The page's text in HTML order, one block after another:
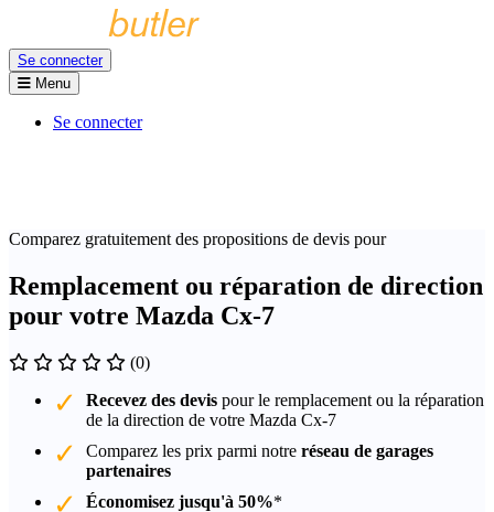
Se connecter
Menu
Se connecter
Comparez gratuitement des propositions de devis pour
Remplacement ou réparation de direction
pour votre Mazda Cx-7
(0)
Recevez des devis pour le remplacement ou la réparation
de la direction de votre Mazda Cx-7
Comparez les prix parmi notre réseau de garages
partenaires
Économisez jusqu'à 50%*